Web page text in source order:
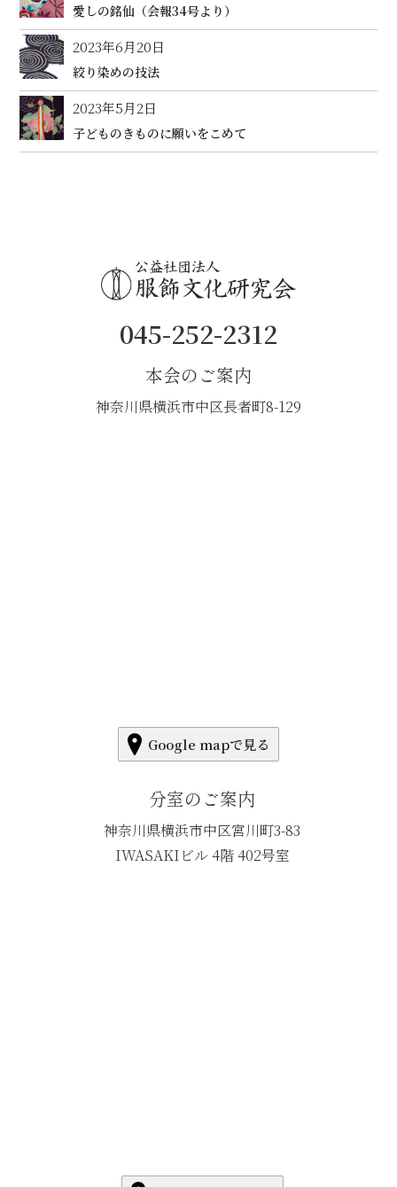
愛しの銘仙（会報34号より）
2023年6月20日
絞り染めの技法
2023年5月2日
子どものきものに願いをこめて
045-252-2312
本会のご案内
神奈川県横浜市中区長者町8-129
Google mapで見る
分室のご案内
神奈川県横浜市中区宮川町3-83
IWASAKIビル 4階 402号室